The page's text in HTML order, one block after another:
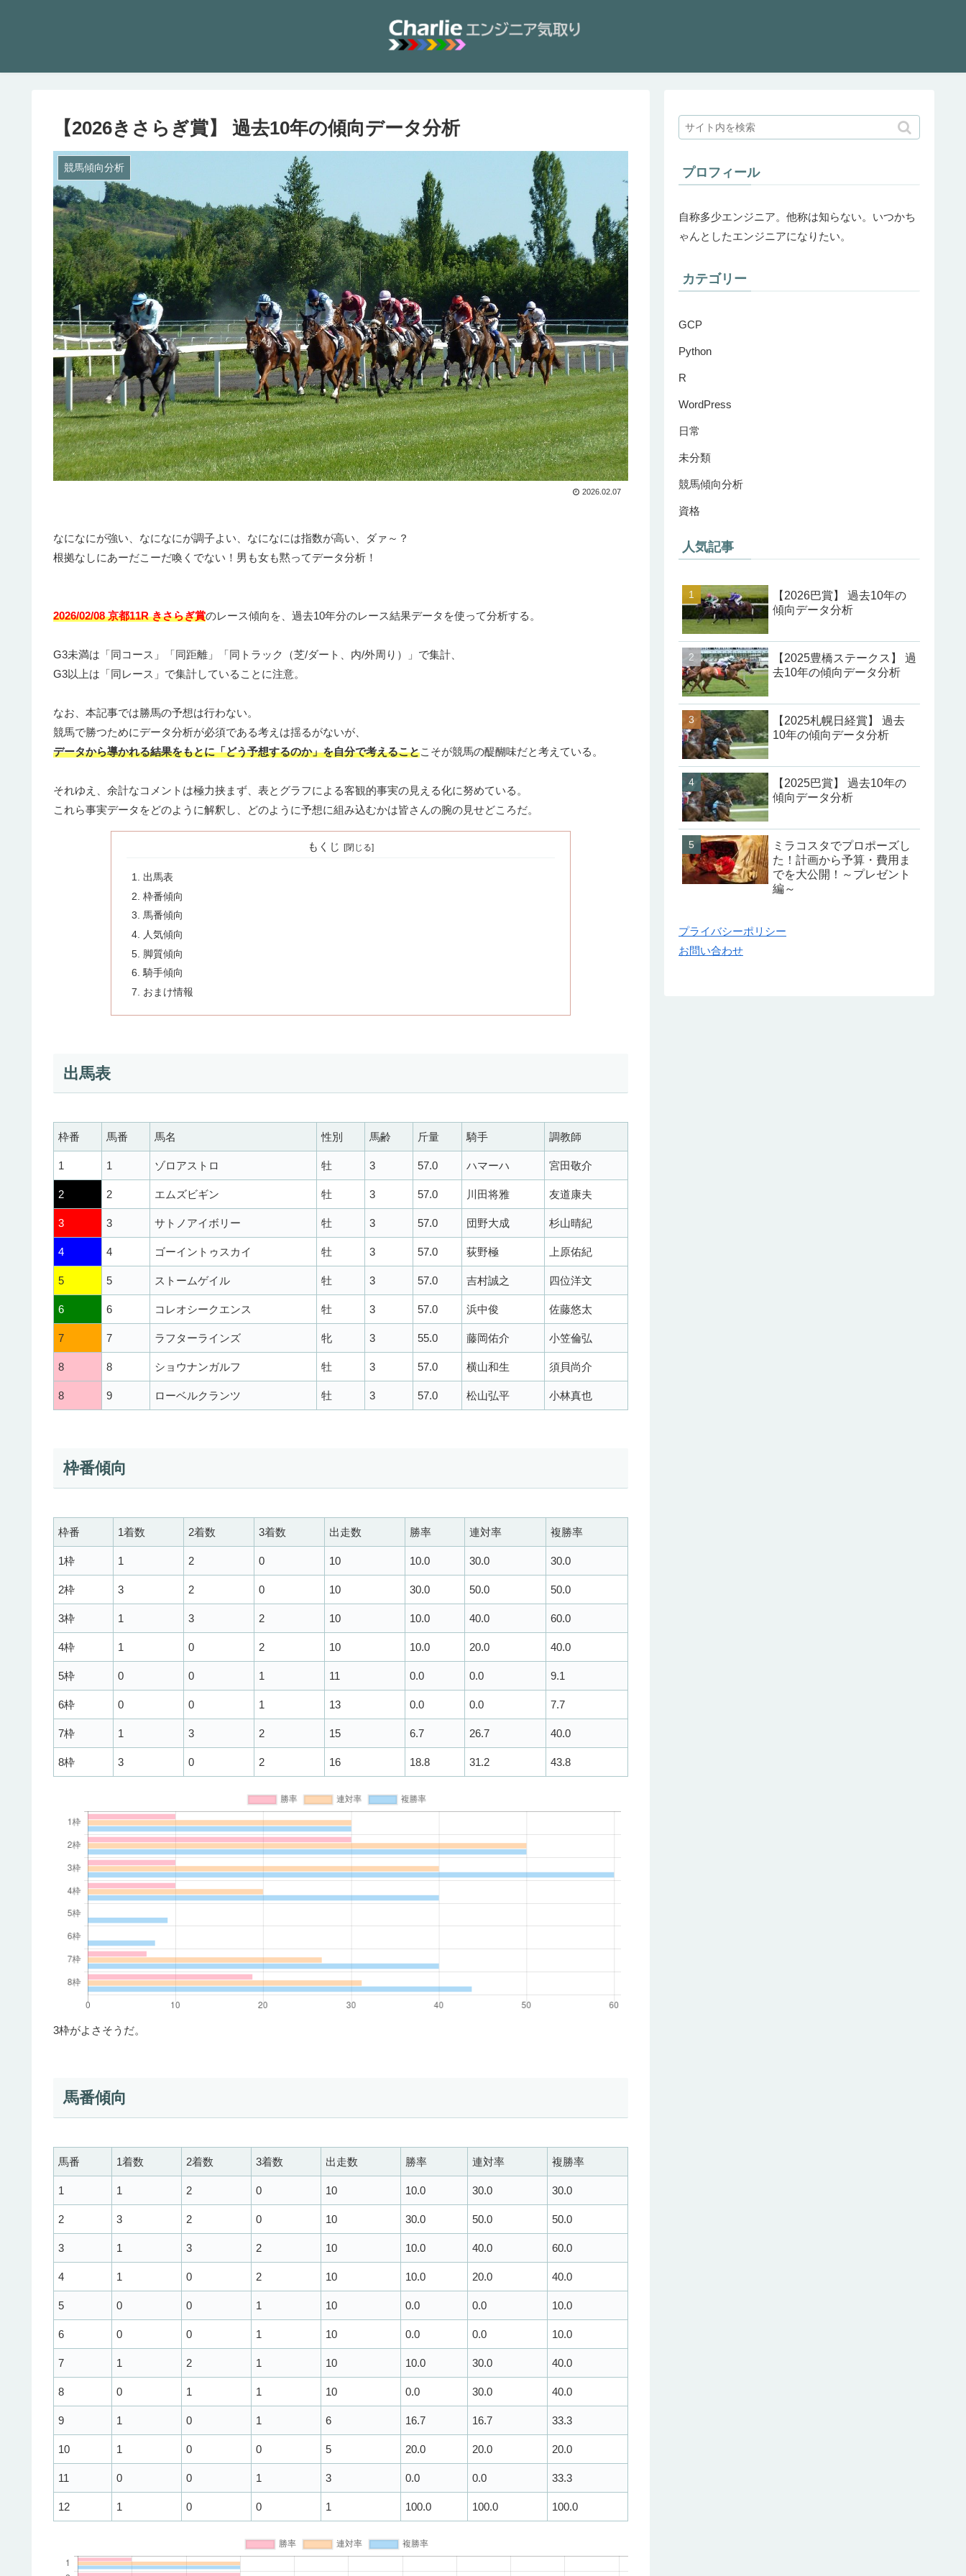
【2026きさらぎ賞】 過去10年の傾向データ分析
競馬傾向分析
2026.02.07
なになにが強い、なになにが調子よい、なになには指数が高い、ダァ～？
根拠なしにあーだこーだ喚くでない！男も女も黙ってデータ分析！
2026/02/08 京都11R きさらぎ賞のレース傾向を、過去10年分のレース結果データを使って分析する。
G3未満は「同コース」「同距離」「同トラック（芝/ダート、内/外周り）」で集計、
G3以上は「同レース」で集計していることに注意。
なお、本記事では勝馬の予想は行わない。
競馬で勝つためにデータ分析が必須である考えは揺るがないが、
データから導かれる結果をもとに「どう予想するのか」を自分で考えることこそが競馬の醍醐味だと考えている。
それゆえ、余計なコメントは極力挟まず、表とグラフによる客観的事実の見える化に努めている。
これら事実データをどのように解釈し、どのように予想に組み込むかは皆さんの腕の見せどころだ。
もくじ
出馬表
枠番傾向
馬番傾向
人気傾向
脚質傾向
騎手傾向
おまけ情報
出馬表
枠番 馬番 馬名 性別 馬齢 斤量 騎手 調教師
1 1 ゾロアストロ 牡 3 57.0 ハマーハ 宮田敬介
2 2 エムズビギン 牡 3 57.0 川田将雅 友道康夫
3 3 サトノアイボリー 牡 3 57.0 団野大成 杉山晴紀
4 4 ゴーイントゥスカイ 牡 3 57.0 荻野極 上原佑紀
5 5 ストームゲイル 牡 3 57.0 吉村誠之 四位洋文
6 6 コレオシークエンス 牡 3 57.0 浜中俊 佐藤悠太
7 7 ラフターラインズ 牝 3 55.0 藤岡佑介 小笠倫弘
8 8 ショウナンガルフ 牡 3 57.0 横山和生 須貝尚介
8 9 ローベルクランツ 牡 3 57.0 松山弘平 小林真也
枠番傾向
枠番 1着数 2着数 3着数 出走数 勝率 連対率 複勝率
1枠 1 2 0 10 10.0 30.0 30.0
2枠 3 2 0 10 30.0 50.0 50.0
3枠 1 3 2 10 10.0 40.0 60.0
4枠 1 0 2 10 10.0 20.0 40.0
5枠 0 0 1 11 0.0 0.0 9.1
6枠 0 0 1 13 0.0 0.0 7.7
7枠 1 3 2 15 6.7 26.7 40.0
8枠 3 0 2 16 18.8 31.2 43.8
3枠がよさそうだ。
馬番傾向
馬番 1着数 2着数 3着数 出走数 勝率 連対率 複勝率
1 1 2 0 10 10.0 30.0 30.0
2 3 2 0 10 30.0 50.0 50.0
3 1 3 2 10 10.0 40.0 60.0
4 1 0 2 10 10.0 20.0 40.0
5 0 0 1 10 0.0 0.0 10.0
6 0 0 1 10 0.0 0.0 10.0
7 1 2 1 10 10.0 30.0 40.0
8 0 1 1 10 0.0 30.0 40.0
9 1 0 1 6 16.7 16.7 33.3
10 1 0 0 5 20.0 20.0 20.0
11 0 0 1 3 0.0 0.0 33.3
12 1 0 0 1 100.0 100.0 100.0
プロフィール
自称多少エンジニア。他称は知らない。いつかち
ゃんとしたエンジニアになりたい。
カテゴリー
GCP
Python
R
WordPress
日常
未分類
競馬傾向分析
資格
人気記事
【2026巴賞】 過去10年の
傾向データ分析
【2025豊橋ステークス】 過
去10年の傾向データ分析
【2025札幌日経賞】 過去
10年の傾向データ分析
【2025巴賞】 過去10年の
傾向データ分析
ミラコスタでプロポーズし
た！計画から予算・費用ま
でを大公開！～プレゼント
編～
プライバシーポリシー
お問い合わせ